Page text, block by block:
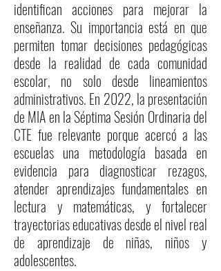
identifican acciones para mejorar la
enseñanza. Su importancia está en que
permiten tomar decisiones pedagógicas
desde la realidad de cada comunidad
escolar, no solo desde lineamientos
administrativos. En 2022, la presentación
de MIA en la Séptima Sesión Ordinaria del
CTE fue relevante porque acercó a las
escuelas una metodología basada en
evidencia para diagnosticar rezagos,
atender aprendizajes fundamentales en
lectura y matemáticas, y fortalecer
trayectorias educativas desde el nivel real
de aprendizaje de niñas, niños y
adolescentes.